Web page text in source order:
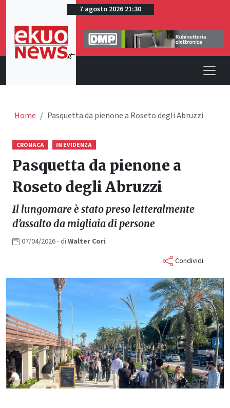
7 agosto 2026 21:30
Home Pasquetta da pienone a Roseto degli Abruzzi
CRONACA IN EVIDENZA
Pasquetta da pienone a
Roseto degli Abruzzi
Il lungomare è stato preso letteralmente
d’assalto da migliaia di persone
07/04/2026- di Walter Cori
Condividi